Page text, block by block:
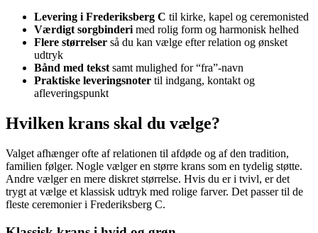
Levering i Frederiksberg C til kirke, kapel og ceremonisted
Værdigt sorgbinderimed rolig form og harmonisk helhed
Flere størrelser så du kan vælge efter relation og ønsket
udtryk
Bånd med tekstsamt mulighed for “fra”-navn
Praktiske leveringsnoter til indgang, kontakt og
afleveringspunkt
Hvilken krans skal du vælge?
Valget afhænger ofte af relationen til afdøde og af den tradition,
familien følger. Nogle vælger en større krans som en tydelig støtte.
Andre vælger en mere diskret størrelse. Hvis du er i tvivl, er det
trygt at vælge et klassisk udtryk med rolige farver. Det passer til de
fleste ceremonier i Frederiksberg C.